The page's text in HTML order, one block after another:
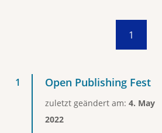
1
Open Publishing Fest
zuletzt geändert am: 4. May
2022